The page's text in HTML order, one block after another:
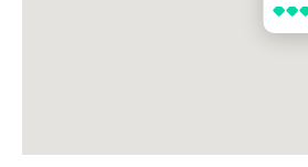
3 van 5